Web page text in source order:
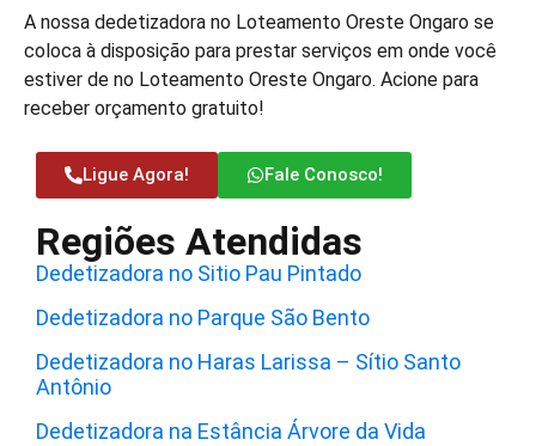
A nossa dedetizadora no Loteamento Oreste Ongaro se
coloca à disposição para prestar serviços em onde você
estiver de no Loteamento Oreste Ongaro. Acione para
receber orçamento gratuito!
Ligue Agora! Fale Conosco!
Regiões Atendidas
Dedetizadora no Sitio Pau Pintado
Dedetizadora no Parque São Bento
Dedetizadora no Haras Larissa – Sítio Santo
Antônio
Dedetizadora na Estância Árvore da Vida